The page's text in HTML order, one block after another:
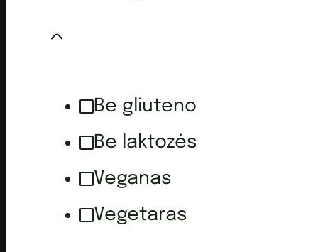
Be gliuteno
Be laktozės
Veganas
Vegetaras